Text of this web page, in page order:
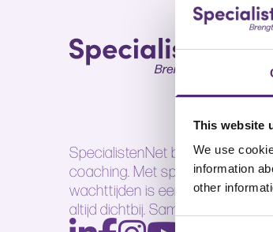
This website
We use
information
other
Consent
SpecialistenNet biedt voor elk
coaching. Met specialisten in
wachttijden is een persoonlijk
altijd dichtbij. Samen brengen wij